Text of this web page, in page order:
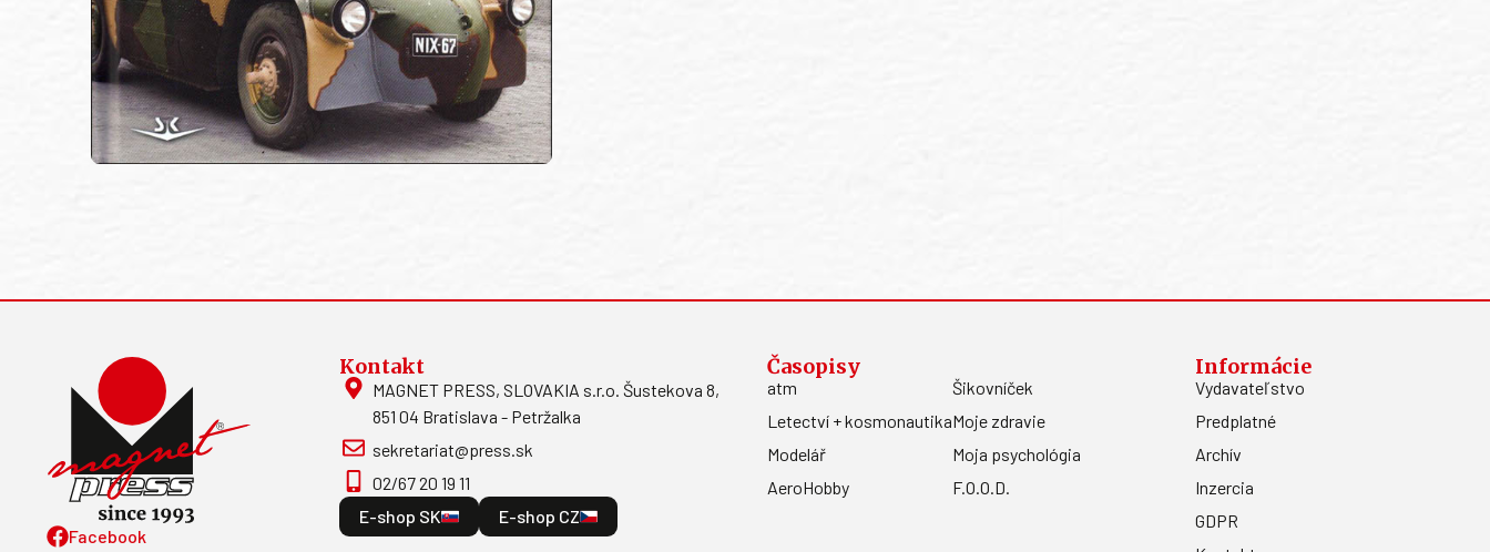
Facebook
Kontakt
MAGNET PRESS, SLOVAKIA s.r.o. Šustekova 8,
851 04 Bratislava - Petržalka
sekretariat@press.sk
02/67 20 19 11
E-shop SK
E-shop CZ
Časopisy
atm
Letectví + kosmonautika
Modelář
AeroHobby
Šikovníček
Moje zdravie
Moja psychológia
F.O.O.D.
Informácie
Vydavateľstvo
Predplatné
Archív
Inzercia
GDPR